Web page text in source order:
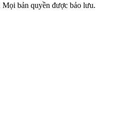
Mọi bản quyền được bảo lưu.